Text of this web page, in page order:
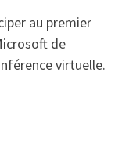
au premier
de
virtuelle.